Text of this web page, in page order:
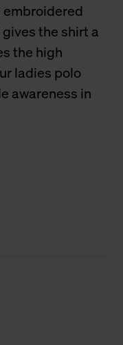
embroidered
the shirt a
the high
ladies polo
awareness in